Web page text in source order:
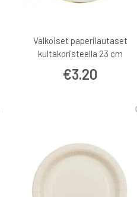
Valkoiset paperilautaset
kultakoristeella 23 cm
€3.20